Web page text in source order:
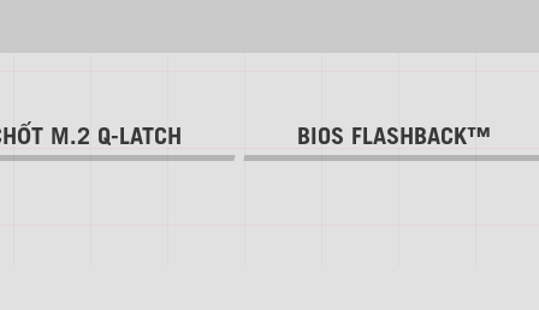
M.2 Q-LATCH BIOS FLASHBACK™